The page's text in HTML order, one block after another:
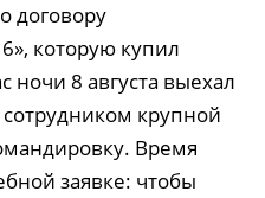
договору
которую купил
ночи 8 августа выехал
крупной
Время
заявке: чтобы